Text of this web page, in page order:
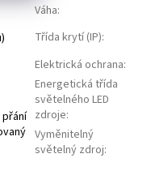
Váha:
Třída krytí (IP):
Elektrická ochrana:
Energetická třída
světelného LED
zdroje:
Vyměnitelný
světelný zdroj: